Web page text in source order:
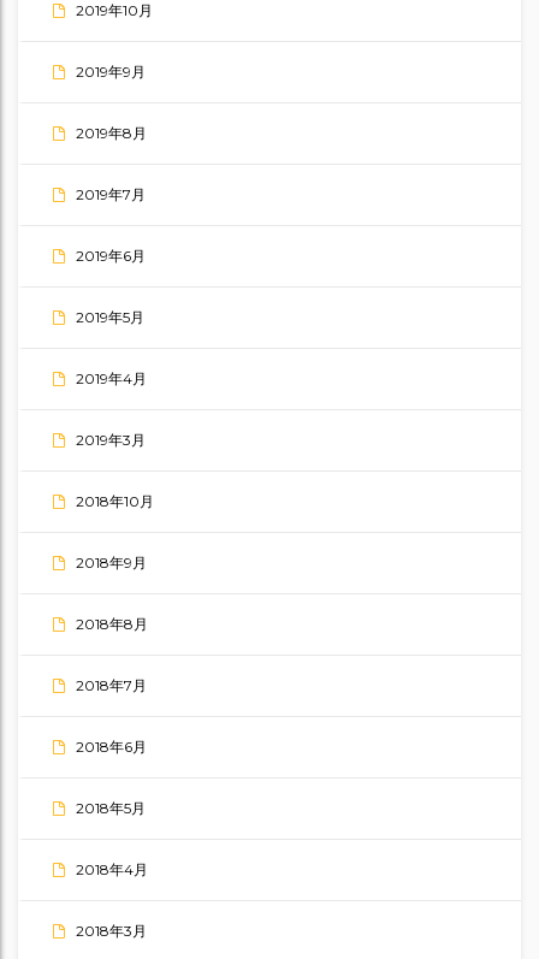
2019年10月
2019年9月
2019年8月
2019年7月
2019年6月
2019年5月
2019年4月
2019年3月
2018年10月
2018年9月
2018年8月
2018年7月
2018年6月
2018年5月
2018年4月
2018年3月